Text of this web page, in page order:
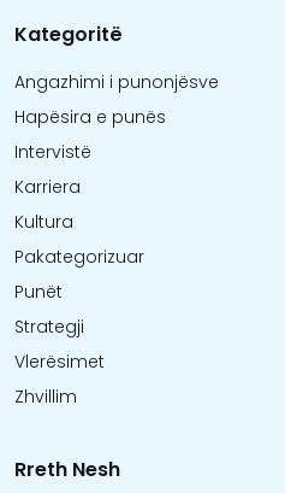
Kategoritë
Angazhimi i punonjësve
Hapësira e punës
Intervistë
Karriera
Kultura
Pakategorizuar
Punët
Strategji
Vlerësimet
Zhvillim
Rreth Nesh